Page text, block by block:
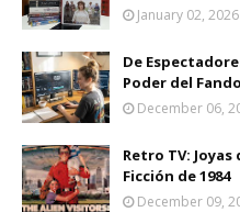
January 02, 2026
De
Poder del
December 06,
Retro TV:
Ficción de 1984
December 09,